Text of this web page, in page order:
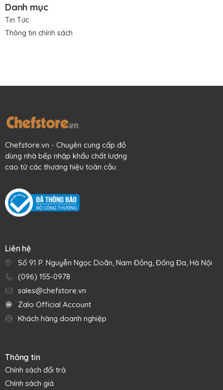
Danh mục
Tin Tức
Thông tin chính sách
Chefstore.vn - Chuyên cung cấp đồ
dùng nhà bếp nhập khẩu chất lượng
cao từ các thương hiệu toàn cầu.
Liên hệ
Số 91 P. Nguyễn Ngọc Doãn, Nam Đồng, Đống Đa, Hà Nội
(096) 155-0978
sales@chefstore.vn
Zalo Official Account
Khách hàng doanh nghiệp
Thông tin
Chính sách đổi trả
Chính sách giá